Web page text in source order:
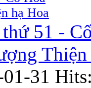
51 -
Thiện
31